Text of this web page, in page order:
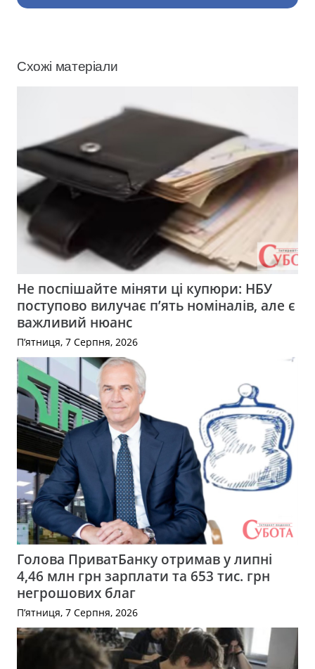
Схожі матеріали
Не поспішайте міняти ці купюри: НБУ
поступово вилучає п’ять номіналів, але є
важливий нюанс
П’ятниця, 7 Серпня, 2026
Голова ПриватБанку отримав у липні
4,46 млн грн зарплати та 653 тис. грн
негрошових благ
П’ятниця, 7 Серпня, 2026